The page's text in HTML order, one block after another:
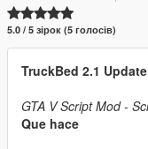
5.0 / 5 зірок (5 голосів)
TruckBed 2.1 Update
GTA V Script Mod -
Que hace